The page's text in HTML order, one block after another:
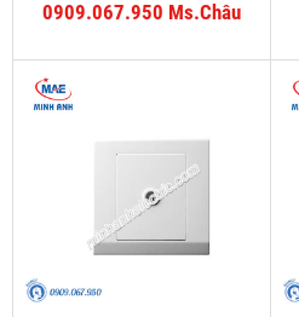
0909.067.950 Ms.Châu